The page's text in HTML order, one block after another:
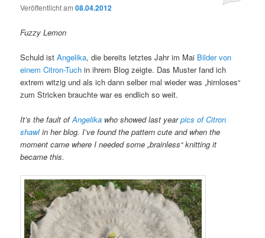
Veröffentlicht am08.04.2012
Fuzzy Lemon
Schuld istAngelika, die bereits letztes Jahr im Mai Bilder von
einem Citron-Tuch in ihrem Blog zeigte. Das Muster fand ich
extrem witzig und als ich dann selber mal wieder was „hirnloses“
zum Stricken brauchte war es endlich so weit.
It’s the fault ofAngelika who showed last yearpics of Citron
shawl in her blog. I’ve found the pattern cute and when the
moment came where I needed some „brainless“ knitting it
became this.